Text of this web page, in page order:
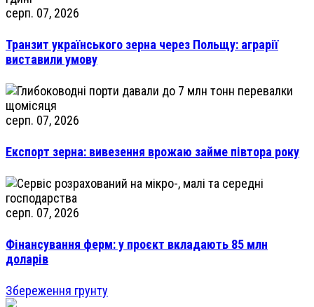
серп. 07, 2026
Транзит українського зерна через Польщу: аграрії
виставили умову
серп. 07, 2026
Експорт зерна: вивезення врожаю займе півтора року
серп. 07, 2026
Фінансування ферм: у проєкт вкладають 85 млн
доларів
Збереження грунту